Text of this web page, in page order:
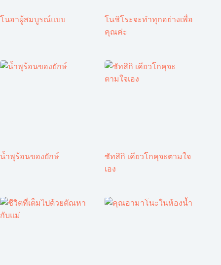
โนอาผู้สมบูรณ์แบบ
โนชิโระจะทำทุกอย่างเพื่อ
คุณค่ะ
น้ำพุร้อนของยักษ์
ซัทสึกิ เคียวโกคุจะตามใจ
เอง